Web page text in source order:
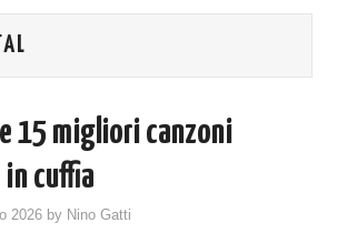
SOGLIE
15 migliori canzoni
cuffia
2026 by Nino Gatti